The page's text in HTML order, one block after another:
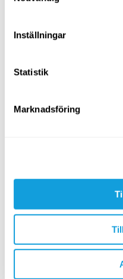
Inställningar
Statistik
Marknadsföring
styrka med mera. Ta
gärna efter att du
Lär känna din